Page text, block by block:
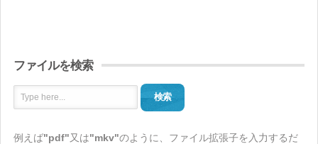
ファイルを検索
検索
例えば"pdf"又は"mkv"のように、ファイル拡張子を入力するだ